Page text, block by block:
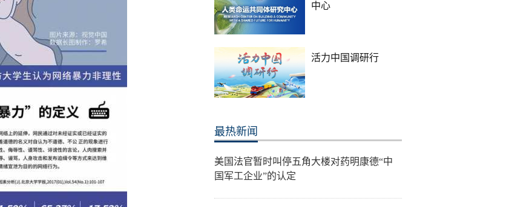
中心
活力中国调研行
最热新闻
美国法官暂时叫停五角大楼对药明康德“中
国军工企业”的认定